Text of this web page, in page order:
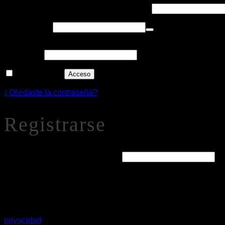
Acceso
¿Olvidaste la contraseña?
Registrarse
privacidad